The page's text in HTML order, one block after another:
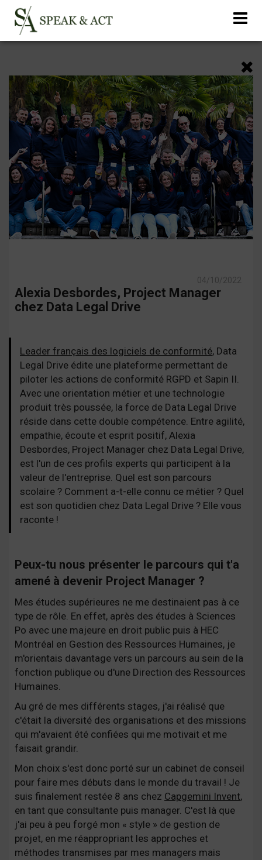
04/10/2022
Alexia Desbordes, Project Manager
chez Data Legal Drive
Leader français des logiciels de conformité, Data
Legal Drive édite une plateforme permettant de
piloter les actions de conformité RGPD et Sapin II.
Avec une orientation métier et une technologie
produit très poussée, la force de Data Legal Drive
réside dans cette double compétence. Entre agilité,
empathie, écoute et esprit positif, Alexia
Desbordes, Project Manager chez Data Legal Drive,
est l'un de ces profils experts qui participent à la
valeur de l'entreprise. Quel est son parcours
scolaire ? Comment a-t-elle connu ce métier ? Quel
est son quotidien chez Data Legal Drive ? Elle vous
raconte !
Peux-tu nous présenter le parcours qui t'a
amené à devenir Project Manager ?
Mes études supérieures ne me destinaient pas à ce
type de rôle. En effet, après des études à Sciences
Po avec une majeure en droit public puis à HEC
Montréal en Gestion des Ressources Humaines, je
m'orientais davantage vers un parcours au sein de la
fonction publique ou d'une Direction des Ressources
Humaines.
Au gré de mes différents stages, j'ai réalisé que
c'était la diversité des organisations et des missions
qui m'avaient été confiées qui me motivait et me
faisait grandir.
Mon choix s'est donc porté sur un cabinet de conseil
pour faire mes débuts dans le monde du travail ! Je
suis finalement restée 8 ans chez Capgemini Invent,
en tant que consultante puis manager. C'est là que
j'ai peu à peu forgé mon « style » de gestion de
projet, en me réappropriant les approches et
méthodes transmises par mes managers mais